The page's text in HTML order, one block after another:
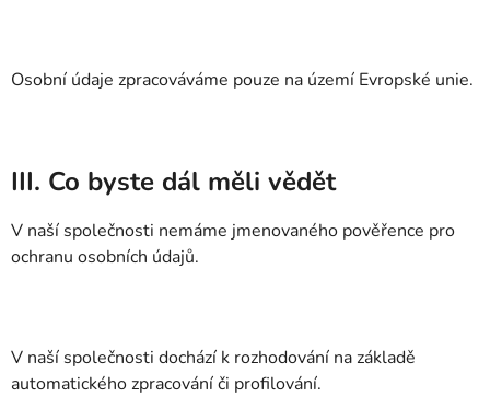
Osobní údaje zpracováváme pouze na území Evropské unie.
III. Co byste dál měli vědět
V naší společnosti nemáme jmenovaného pověřence pro
ochranu osobních údajů.
V naší společnosti dochází k rozhodování na základě
automatického zpracování či profilování.